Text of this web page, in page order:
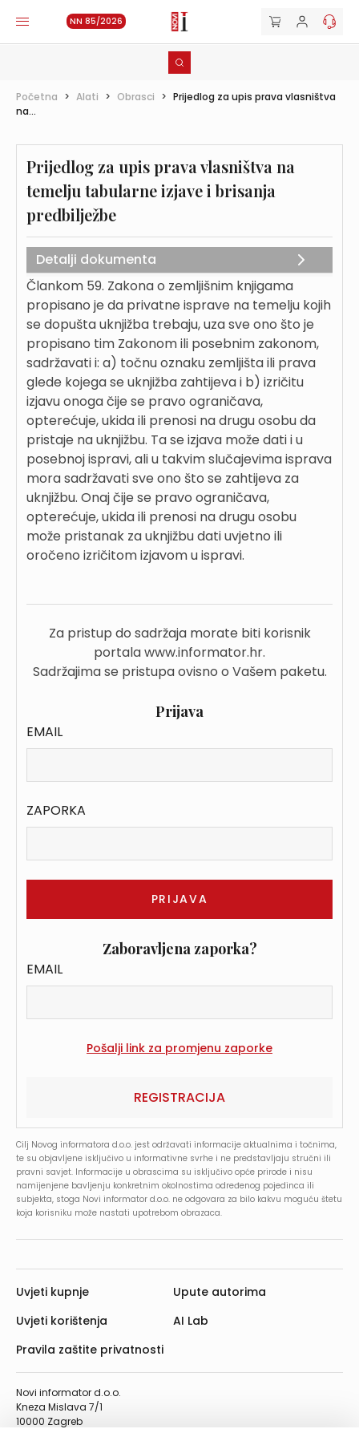
NN 85/2026
Početna > Alati > Obrasci > Prijedlog za upis prava vlasništva
na...
Prijedlog za upis prava vlasništva na
temelju tabularne izjave i brisanja
predbilježbe
Detalji dokumenta
Člankom 59. Zakona o zemljišnim knjigama
propisano je da privatne isprave na temelju kojih
se dopušta uknjižba trebaju, uza sve ono što je
propisano tim Zakonom ili posebnim zakonom,
sadržavati i: a) točnu oznaku zemljišta ili prava
glede kojega se uknjižba zahtijeva i b) izričitu
izjavu onoga čije se pravo ograničava,
opterećuje, ukida ili prenosi na drugu osobu da
pristaje na uknjižbu. Ta se izjava može dati i u
posebnoj ispravi, ali u takvim slučajevima isprava
mora sadržavati sve ono što se zahtijeva za
uknjižbu. Onaj čije se pravo ograničava,
opterećuje, ukida ili prenosi na drugu osobu
može pristanak za uknjižbu dati uvjetno ili
oročeno izričitom izjavom u ispravi.
Za pristup do sadržaja morate biti korisnik
portala www.informator.hr.
Sadržajima se pristupa ovisno o Vašem paketu.
Prijava
EMAIL
ZAPORKA
Zaboravljena zaporka?
EMAIL
REGISTRACIJA
Cilj Novog informatora d.o.o. jest održavati informacije aktualnima i točnima,
te su objavljene isključivo u informativne svrhe i ne predstavljaju stručni ili
pravni savjet. Informacije u obrascima su isključivo opće prirode i nisu
namijenjene bavljenju konkretnim okolnostima određenog pojedinca ili
subjekta, stoga Novi informator d.o.o. ne odgovara za bilo kakvu moguću štetu
koja korisniku može nastati upotrebom obrazaca.
Novi informator d.o.o.
Kneza Mislava 7/1
10000 Zagreb
Uvjeti kupnje
Uvjeti korištenja
Pravila zaštite privatnosti
Upute autorima
AI Lab